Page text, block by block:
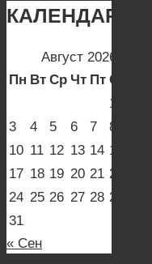
Август 2026
Пн Вт Ср Чт Пт Сб
1
3
4 5 6 7 8
10 11 12 13 14 15
17 18 19 20 21 22
24 25 26 27 28 29
31
« Сен